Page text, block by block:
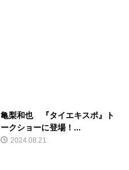
亀梨和也 『タイエキスポ』ト
ークショーに登場！...
2024.08.21